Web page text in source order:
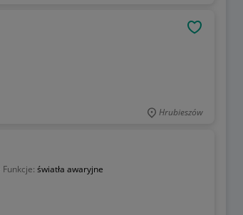
Hrubieszów
Funkcje: światła awaryjne